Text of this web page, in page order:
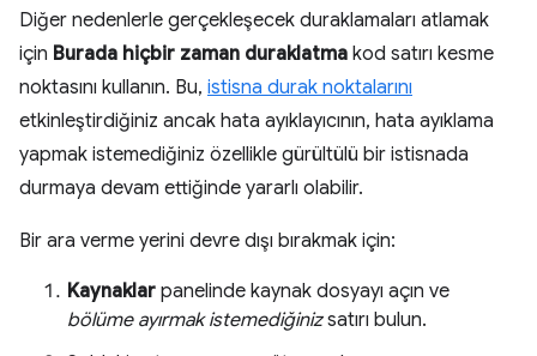
Diğer nedenlerle gerçekleşecek duraklamaları atlamak
için Burada hiçbir zaman duraklatma kod satırı kesme
noktasını kullanın. Bu, istisna durak noktalarını
etkinleştirdiğiniz ancak hata ayıklayıcının, hata ayıklama
yapmak istemediğiniz özellikle gürültülü bir istisnada
durmaya devam ettiğinde yararlı olabilir.
Bir ara verme yerini devre dışı bırakmak için:
Kaynaklar panelinde kaynak dosyayı açın ve
bölüme ayırmak istemediğinizsatırı bulun.